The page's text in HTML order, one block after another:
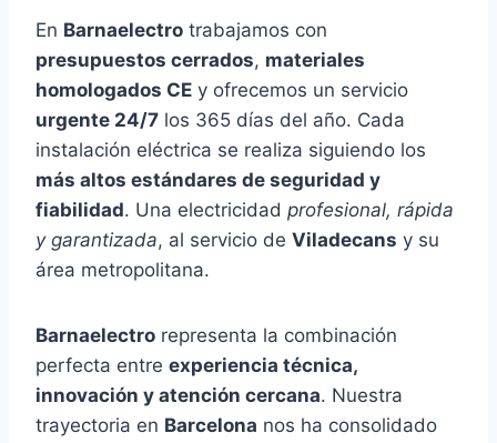
En Barnaelectro trabajamos con
presupuestos cerrados, materiales
homologados CE y ofrecemos un servicio
urgente 24/7 los 365 días del año. Cada
instalación eléctrica se realiza siguiendo los
más altos estándares de seguridad y
fiabilidad. Una electricidad profesional, rápida
y garantizada, al servicio de Viladecans y su
área metropolitana.
Barnaelectro representa la combinación
perfecta entre experiencia técnica,
innovación y atención cercana. Nuestra
trayectoria en Barcelona nos ha consolidado